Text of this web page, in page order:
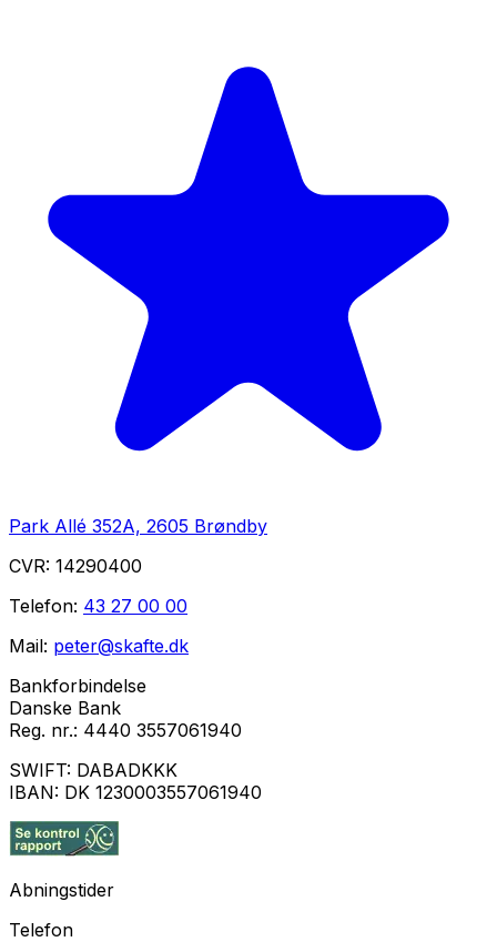
Park Allé 352A, 2605 Brøndby
CVR: 14290400
Telefon: 43 27 00 00
Mail: peter@skafte.dk
Bankforbindelse
Danske Bank
Reg. nr.: 4440 3557061940
SWIFT: DABADKKK
IBAN: DK 1230003557061940
Abningstider
Telefon